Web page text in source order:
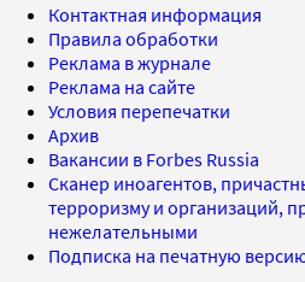
Контактная информация
Правила обработки
Реклама в журнале
Реклама на сайте
Условия перепечатки
Архив
Вакансии в Forbes Russia
Сканер иноагентов,
терроризму и организаций,
нежелательными
Подписка на печатную